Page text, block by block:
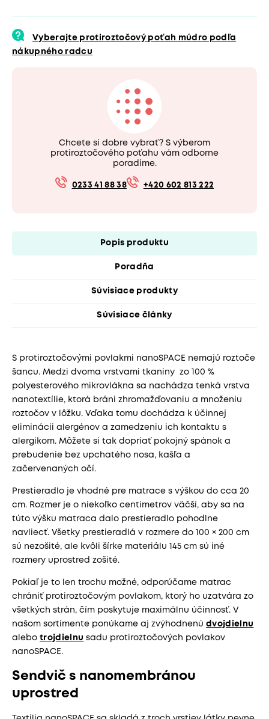
Vyberajte protiroztočový poťah múdro podľa
nákupného radcu
Chcete si dobre vybrať? S výberom
protiroztočového poťahu vám odborne
poradíme.
0233 41 88 38 +420 602 813 222
Popis produktu
Poradňa
Súvisiace produkty
Súvisiace články
S protiroztočovými povlakmi nanoSPACE nemajú roztoče
šancu. Medzi dvoma vrstvami tkaniny zo 100 %
polyesterového mikrovlákna sa nachádza tenká vrstva
nanotextílie, ktorá bráni zhromažďovaniu a množeniu
roztočov v lôžku. Vďaka tomu dochádza k účinnej
eliminácii alergénov a zamedzeniu ich kontaktu s
alergikom. Môžete si tak dopriať pokojný spánok a
prebudenie bez upchatého nosa, kašľa a
začervenaných očí.
Prestieradlo je vhodné pre matrace s výškou do cca 20
cm. Rozmer je o niekoľko centimetrov väčší, aby sa na
túto výšku matraca dalo prestieradlo pohodlne
navliecť. Všetky prestieradlá v rozmere do 100 × 200 cm
sú nezošité, ale kvôli šírke materiálu 145 cm sú iné
rozmery uprostred zošité.
Pokiaľ je to len trochu možné, odporúčame matrac
chrániť protiroztočovým povlakom, ktorý ho uzatvára zo
všetkých strán, čím poskytuje maximálnu účinnosť. V
našom sortimente ponúkame aj zvýhodnenú dvojdielnu
alebo trojdielnu sadu protiroztočových povlakov
nanoSPACE.
Sendvič s nanomembránou
uprostred